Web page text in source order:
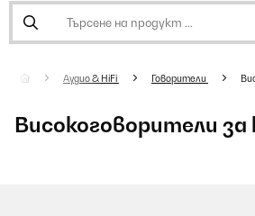
Аудио & HiFi Говорители
Високоговорители за